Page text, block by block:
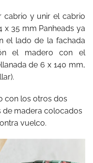
cabrio y unir el cabrio
x 35 mm Panheads ya
el lado de la fachada
el madero con el
de 6 x 140 mm,
con los otros dos
de madera colocados
vuelco.